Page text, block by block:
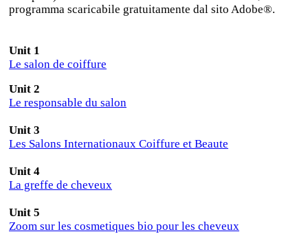
programma scaricabile gratuitamente dal sito Adobe®.
Unit 1
Le salon de coiffure
Unit 2
Le responsable du salon
Unit 3
Les Salons Internationaux Coiffure et Beaute
Unit 4
La greffe de cheveux
Unit 5
Zoom sur les cosmetiques bio pour les cheveux